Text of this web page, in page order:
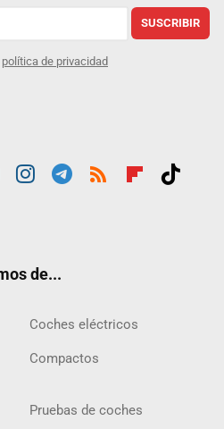
SUSCRIBIR
política de privacidad
de...
Coches eléctricos
Compactos
Pruebas de coches